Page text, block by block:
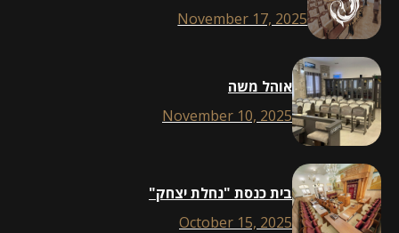
November 17, 2025
אוהל משה
November 10, 2025
בית כנסת "נחלת יצחק"
October 15, 2025